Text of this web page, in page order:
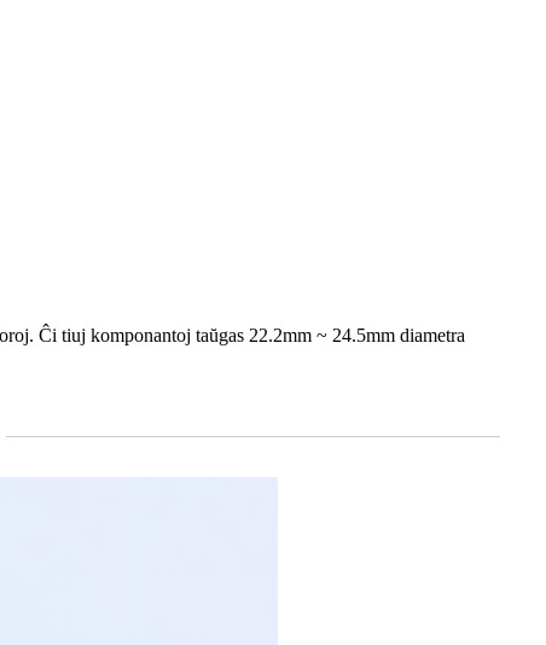
Ĉi tiuj komponantoj taŭgas 22.2mm ~ 24.5mm diametra